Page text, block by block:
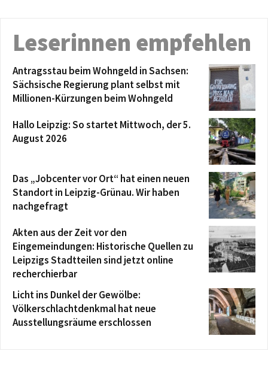
Leserinnen empfehlen
Antragsstau beim Wohngeld in Sachsen:
Sächsische Regierung plant selbst mit
Millionen-Kürzungen beim Wohngeld
Hallo Leipzig: So startet Mittwoch, der 5.
August 2026
Das „Jobcenter vor Ort“ hat einen neuen
Standort in Leipzig-Grünau. Wir haben
nachgefragt
Akten aus der Zeit vor den
Eingemeindungen: Historische Quellen zu
Leipzigs Stadtteilen sind jetzt online
recherchierbar
Licht ins Dunkel der Gewölbe:
Völkerschlachtdenkmal hat neue
Ausstellungsräume erschlossen